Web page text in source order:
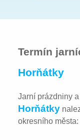
Termín
Horňátky
Jarní prázdniny
Horňátky
okresního města: